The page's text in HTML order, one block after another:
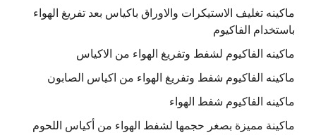
ماكينه تغليف الاستيكرات والاوراق باكياس بعد تفريغ الهواء
باستخدام الفاكيوم
ماكينه الفاكيوم لشفط وتفريغ الهواء من الاكياس
ماكينه الفاكيوم شفط وتفريغ الهواء من اكياس الصابون
ماكينه الفاكيوم شفط الهواء
ماكينة مميزة بصغر حجمها لشفط الهواء من أكياس اللحوم